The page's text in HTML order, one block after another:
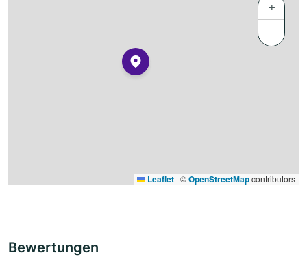
+
−
Leaflet | ©OpenStreetMapcontributors
Bewertungen